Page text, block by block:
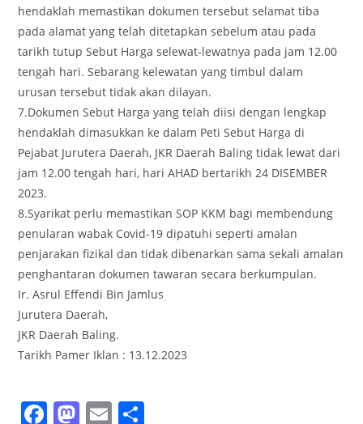
hendaklah memastikan dokumen tersebut selamat tiba
pada alamat yang telah ditetapkan sebelum atau pada
tarikh tutup Sebut Harga selewat-lewatnya pada jam 12.00
tengah hari. Sebarang kelewatan yang timbul dalam
urusan tersebut tidak akan dilayan.
7.Dokumen Sebut Harga yang telah diisi dengan lengkap
hendaklah dimasukkan ke dalam Peti Sebut Harga di
Pejabat Jurutera Daerah, JKR Daerah Baling tidak lewat dari
jam 12.00 tengah hari, hari AHAD bertarikh 24 DISEMBER
2023.
8.Syarikat perlu memastikan SOP KKM bagi membendung
penularan wabak Covid-19 dipatuhi seperti amalan
penjarakan fizikal dan tidak dibenarkan sama sekali amalan
penghantaran dokumen tawaran secara berkumpulan.
Ir. Asrul Effendi Bin Jamlus
Jurutera Daerah,
JKR Daerah Baling.
Tarikh Pamer Iklan : 13.12.2023
F M E